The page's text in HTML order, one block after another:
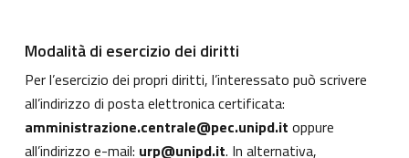
Modalità di esercizio dei diritti
Per l’esercizio dei propri diritti, l’interessato può scrivere
all’indirizzo di posta elettronica certificata:
amministrazione.centrale@pec.unipd.it oppure
all’indirizzo e-mail: urp@unipd.it. In alternativa,